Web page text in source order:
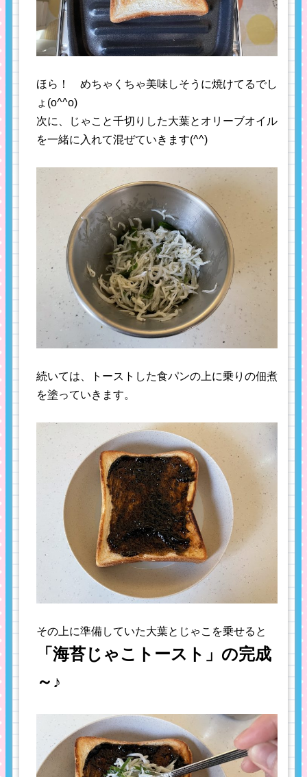
ほら！ めちゃくちゃ美味しそうに焼けてるでし
ょ(o^^o)
次に、じゃこと千切りした大葉とオリーブオイル
を一緒に入れて混ぜていきます(^^)
続いては、トーストした食パンの上に乗りの佃煮
を塗っていきます。
その上に準備していた大葉とじゃこを乗せると
「海苔じゃこトースト」の完成
～♪